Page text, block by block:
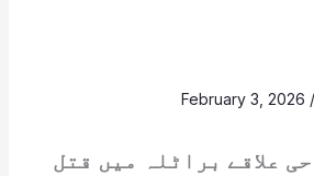
February 3, 2026
علاقے براٹلہ میں قتل